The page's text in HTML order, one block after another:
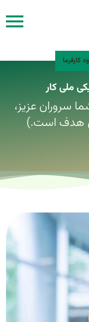
کارفرما
ملی کار
سروران عزیز،
هدف است.)